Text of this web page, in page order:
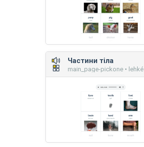
Частини тіла
main_page-pickone • lehké